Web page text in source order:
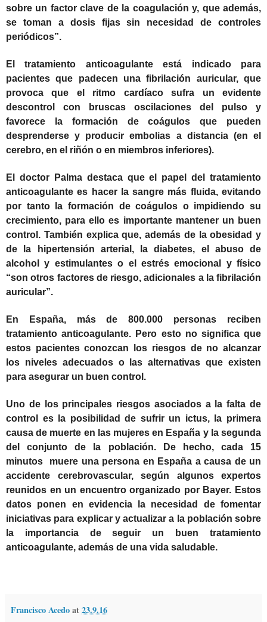
sobre un factor clave de la coagulación y, que además,
se toman a dosis fijas sin necesidad de controles
periódicos”.
El tratamiento anticoagulante está indicado para
pacientes que padecen una fibrilación auricular, que
provoca que el ritmo cardíaco sufra un evidente
descontrol con bruscas oscilaciones del pulso y
favorece la formación de coágulos que pueden
desprenderse y producir embolias a distancia (en el
cerebro, en el riñón o en miembros inferiores).
El doctor Palma destaca que el papel del tratamiento
anticoagulante es hacer la sangre más fluida, evitando
por tanto la formación de coágulos o impidiendo su
crecimiento, para ello es importante mantener un buen
control . También explica que, además de la obesidad y
de la hipertensión arterial, la diabetes, el abuso de
alcohol y estimulantes o el estrés emocional y físico
“son otros factores de riesgo, adicionales a la fibrilación
auricular”.
En España, más de 800.000 personas reciben
tratamiento anticoagulante. Pero esto no significa que
estos pacientes conozcan los riesgos de no alcanzar
los niveles adecuados o las alternativas que existen
para asegurar un buen control.
Uno de los principales riesgos asociados a la falta de
control es la posibilidad de sufrir un ictus, la primera
causa de muerte en las mujeres en España y la segunda
del conjunto de la población. De hecho, cada 15
minutos muere una persona en España a causa de un
accidente cerebrovascular, según algunos expertos
reunidos en un encuentro organizado por Bayer. Estos
datos ponen en evidencia la necesidad de fomentar
iniciativas para explicar y actualizar a la población sobre
la importancia de seguir un buen tratamiento
anticoagulante, además de una vida saludable.
Francisco Acedoat23.9.16